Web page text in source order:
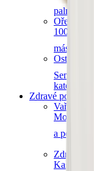
Ořechová
100%
másla a
Ostatní
Semínka
kategorie
Zdravé potraviny
Vaření a
Mouky
a pečení
Zdravá
Kaše